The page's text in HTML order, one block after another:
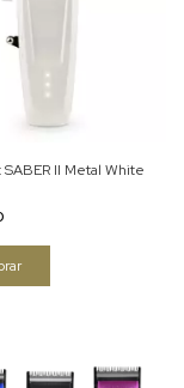
II Metal White